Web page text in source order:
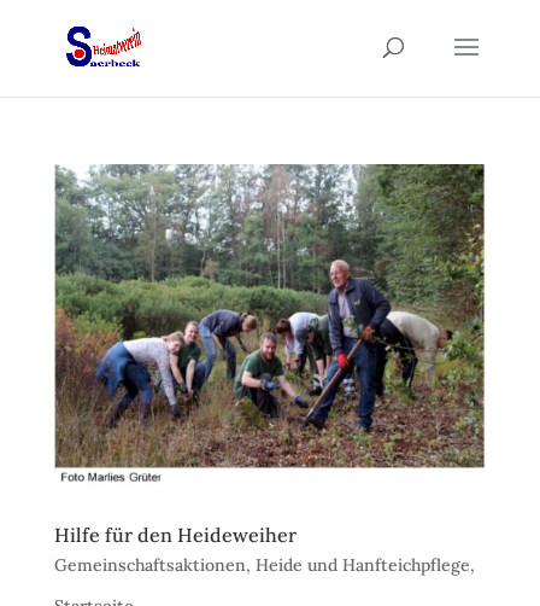
Hilfe für den Heideweiher
Gemeinschaftsaktionen, Heide und Hanfteichpflege,